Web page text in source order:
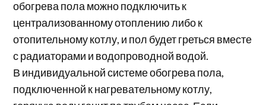
обогрева пола можно подключить к
централизованному отоплению либо к
отопительному котлу, и пол будет греться вместе
с радиаторами и водопроводной водой.
В индивидуальной системе обогрева пола,
подключенной к нагревательному котлу,